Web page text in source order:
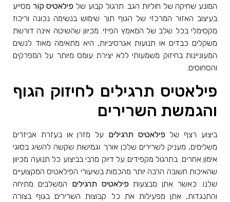
המונע שחיקה של חוליות הגב. תרגול קבוע של פילאטיס קור מסייע
בעיצוב האזור המרכזי של הגוף תוך שימוש בנשימה נכונה וריכוז
מקסימלי בכל שלב של המאמץ הפיזי. מכיוון שהשיטה אינה דורשת
משקלים כבדים או תנועות אגרסיביות, היא מתאימה מאוד לנשים
המעוניינות בחיזוק משמעותי ללא יצירת עומס מיותר על המפרקים
והסחוסים.
פילאטיס תרגילים לחיזוק הגוף
והגמשת השרירים
ביצוע רצף שלפילאטיס תרגילים על מזרן או בעזרת אביזרים
משלימים, מעניק לשרירים שלכן אורך וגמישות שקשה להשיג בסוגי
אימון אחרים. בתרגול מקפידים על דיוק מרבי בביצוע כל תנועה מכיוון
שהאיכות חשובה הרבה יותר מהכמות בשיעורי הפילאטיס המקצועיים
שלנו. כאשר אתן מבצעותפילאטיס תרגילים המשלבים מתיחה
והתנגדות, אתן מפעילות את כל קבוצות השרירים בגוף בצורה